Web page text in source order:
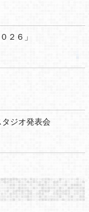
０２６」
ジオ発表会